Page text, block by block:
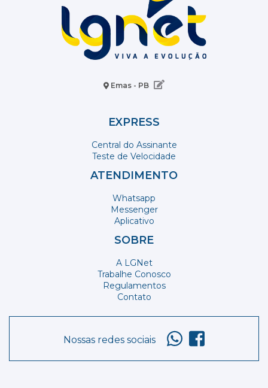
Emas - PB
EXPRESS
Central do Assinante
Teste de Velocidade
ATENDIMENTO
Whatsapp
Messenger
Aplicativo
SOBRE
A LGNet
Trabalhe Conosco
Regulamentos
Contato
Nossas redes sociais